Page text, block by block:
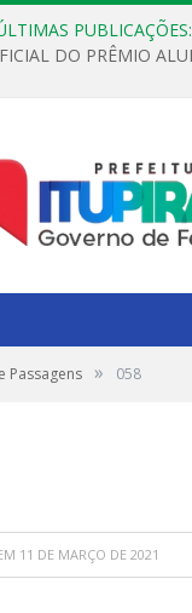
PUBLICAÇÕES:
Passagens » 058
11 DE MARÇO DE 2021